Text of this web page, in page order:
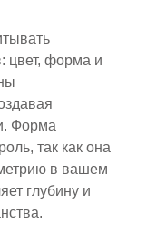
цвет, форма и
Форма
так как она
в вашем
глубину и